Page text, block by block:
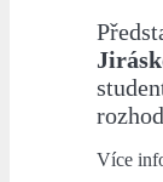
Více